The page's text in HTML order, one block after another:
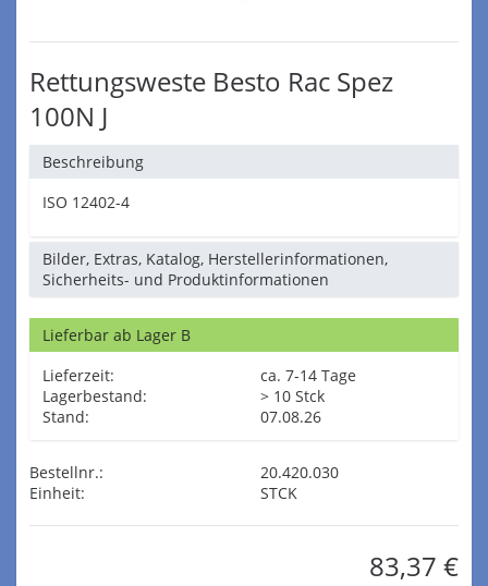
Rettungsweste Besto Rac Spez
100N J
Beschreibung
ISO 12402-4
Bilder, Extras, Katalog, Herstellerinformationen,
Sicherheits- und Produktinformationen
Lieferbar ab Lager B
Lieferzeit:
ca. 7-14 Tage
Lagerbestand:
> 10 Stck
Stand:
07.08.26
Bestellnr.:
20.420.030
Einheit:
STCK
83,37 €